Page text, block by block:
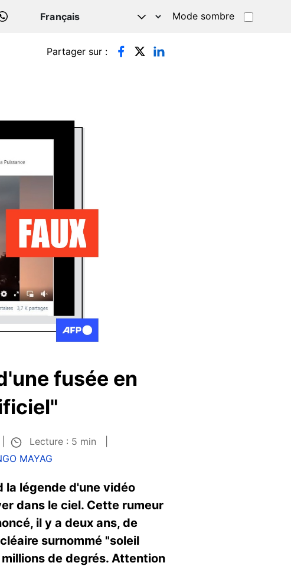
WHATSAPP
Mode sombre
Partager sur :
fusée en
Lecture : 5 min
MAYAG
la légende d'une vidéo
dans le ciel. Cette rumeur
il y a deux ans, de
surnommé "soleil
de degrés. Attention